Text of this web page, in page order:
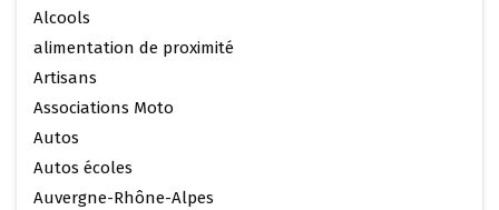
Alcools
alimentation de proximité
Artisans
Associations Moto
Autos
Autos écoles
Auvergne-Rhône-Alpes